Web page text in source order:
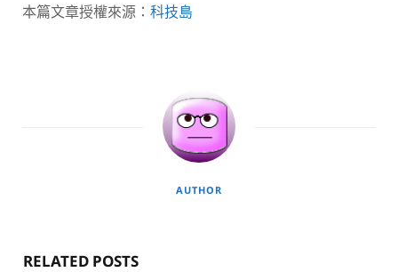
本篇文章授權來源： 科技島
AUTHOR
RELATED POSTS